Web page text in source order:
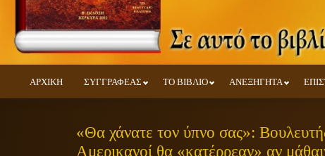
ΑΡΧΙΚΗ ΣΥΓΓΡΑΦΕΑΣ ΤΟ ΒΙΒΛΙΟ ΑΝΕΞΗΓΗΤΑ
«Θα χάνατε τον ύπνο σας»:
Αμερικανοί θα «κατέρρεαν» αν